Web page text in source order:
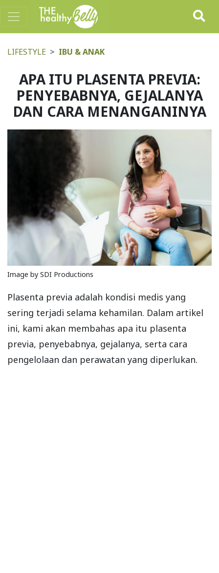
LIFESTYLE IBU & ANAK
APA ITU PLASENTA PREVIA:
PENYEBABNYA, GEJALANYA
DAN CARA MENANGANINYA
Image by SDI Productions
Plasenta previa adalah kondisi medis yang
sering terjadi selama kehamilan. Dalam artikel
ini, kami akan membahas apa itu plasenta
previa, penyebabnya, gejalanya, serta cara
pengelolaan dan perawatan yang diperlukan.